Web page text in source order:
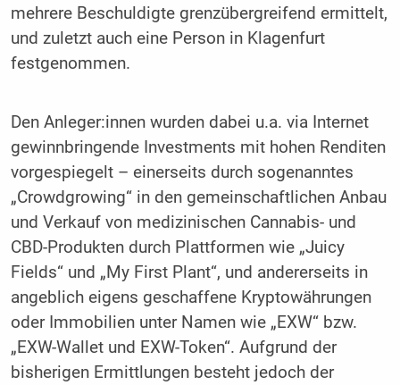
mehrere Beschuldigte grenzübergreifend ermittelt,
und zuletzt auch eine Person in Klagenfurt
festgenommen.
Den Anleger:innen wurden dabei u.a. via Internet
gewinnbringende Investments mit hohen Renditen
vorgespiegelt – einerseits durch sogenanntes
„Crowdgrowing“ in den gemeinschaftlichen Anbau
und Verkauf von medizinischen Cannabis- und
CBD-Produkten durch Plattformen wie „Juicy
Fields“ und „My First Plant“, und andererseits in
angeblich eigens geschaffene Kryptowährungen
oder Immobilien unter Namen wie „EXW“ bzw.
„EXW-Wallet und EXW-Token“. Aufgrund der
bisherigen Ermittlungen besteht jedoch der